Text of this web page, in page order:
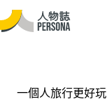
一個人旅行更好玩